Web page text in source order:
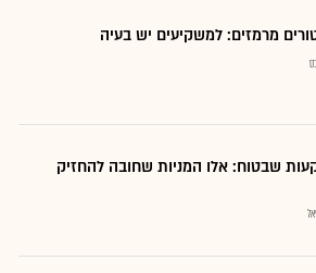
מרמזים: למשקיעים יש בעיה
שבטוח: אלו המניות שחובה להחזיק